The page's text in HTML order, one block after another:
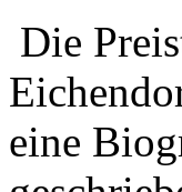
Die
eine